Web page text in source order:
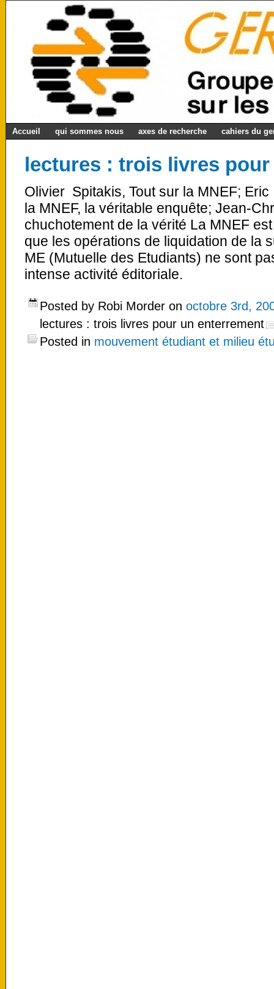
Accueil qui sommes nous axes de recherche cahiers du
lectures : trois livres
Olivier Spitakis, Tout sur la MNEF;
la MNEF, la véritable enquête; Jean-
chuchotement de la vérité La MNEF
que les opérations de liquidation de la
ME (Mutuelle des Etudiants) ne sont
intense activité éditoriale.
Posted by Robi Morder on octobre 3rd,
lectures : trois livres pour un enterrement
Posted in mouvement étudiant et milieu